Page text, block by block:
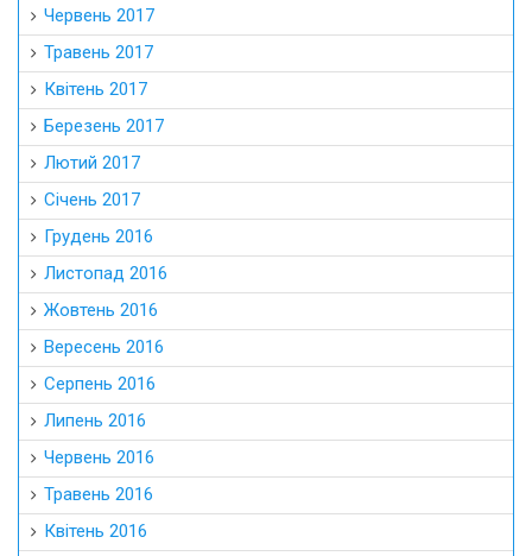
Червень 2017
Травень 2017
Квітень 2017
Березень 2017
Лютий 2017
Січень 2017
Грудень 2016
Листопад 2016
Жовтень 2016
Вересень 2016
Серпень 2016
Липень 2016
Червень 2016
Травень 2016
Квітень 2016